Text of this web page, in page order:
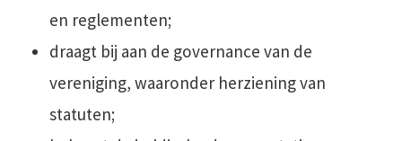
en reglementen;
draagt bij aan de governance van de
vereniging, waaronder herziening van
statuten;